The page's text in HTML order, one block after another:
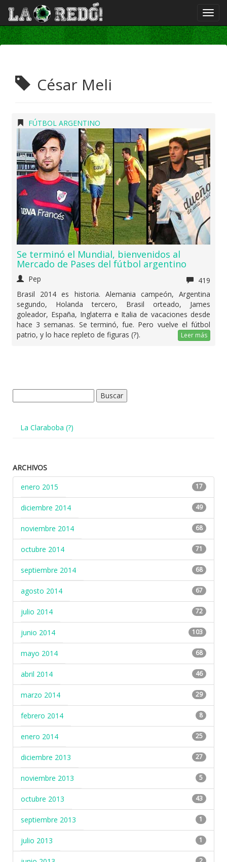
César Meli
FÚTBOL ARGENTINO
Se terminó el Mundial, bienvenidos al
Mercado de Pases del fútbol argentino
Pep
419
Brasil 2014 es historia. Alemania campeón, Argentina
segundo, Holanda tercero, Brasil orteado, James
goleador, España, Inglaterra e Italia de vacaciones desde
hace 3 semanas. Se terminó, fue. Pero vuelve el fútbol
patrio, y lo hace repleto de figuras (?).
Leer más
La Claraboba (?)
ARCHIVOS
enero 2015
17
diciembre 2014 49
noviembre 2014 68
octubre 2014 71
septiembre 2014 68
agosto 2014 67
julio 2014 72
junio 2014 103
mayo 2014 68
abril 2014 46
marzo 2014 29
febrero 2014 8
enero 2014 25
diciembre 2013 27
noviembre 2013 5
octubre 2013 43
septiembre 2013 1
julio 2013 1